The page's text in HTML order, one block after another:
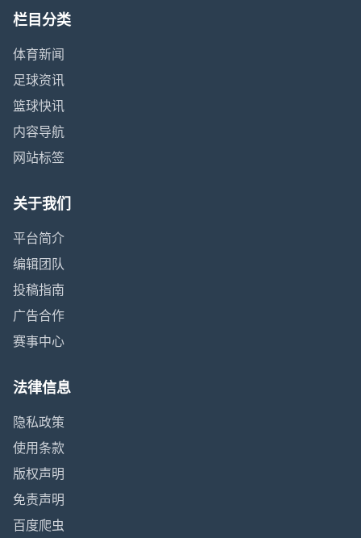
栏目分类
体育新闻
足球资讯
篮球快讯
内容导航
网站标签
关于我们
平台简介
编辑团队
投稿指南
广告合作
赛事中心
法律信息
隐私政策
使用条款
版权声明
免责声明
百度爬虫